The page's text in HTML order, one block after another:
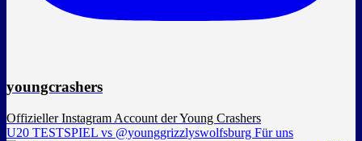
youngcrashers
Offizieller Instagram Account der Young Crashers
U20 TESTSPIEL vs @younggrizzlyswolfsburg Für uns